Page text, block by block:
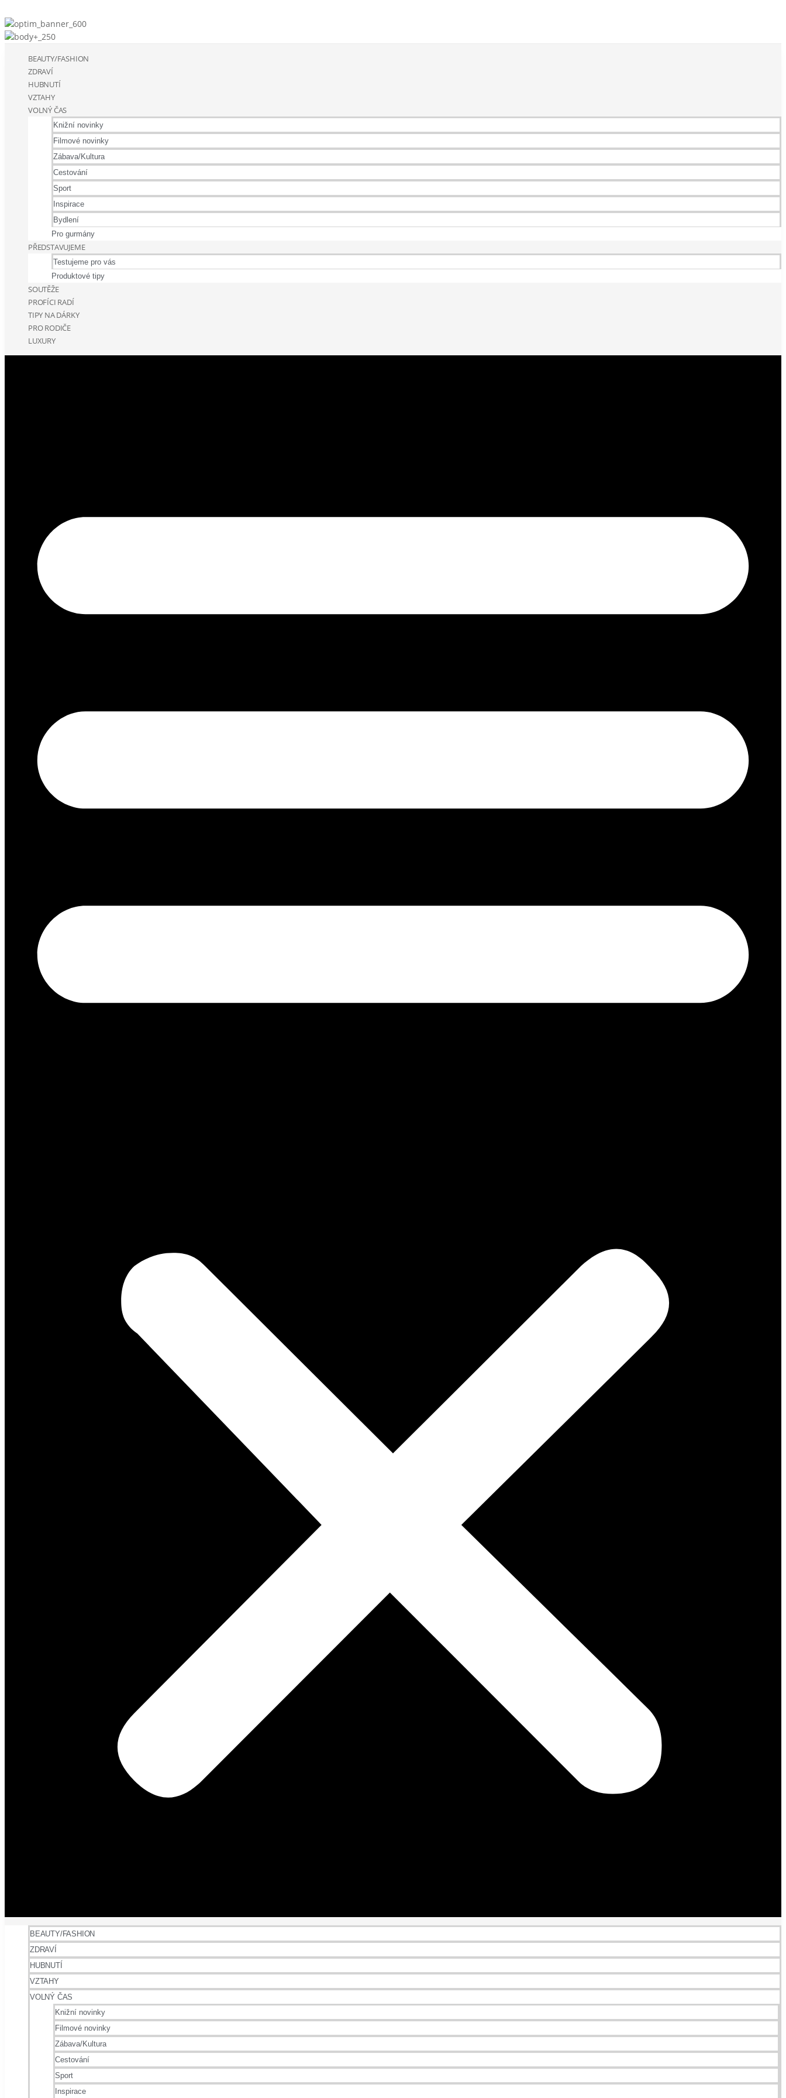
BEAUTY/FASHION
ZDRAVÍ
HUBNUTÍ
VZTAHY
VOLNÝ ČAS
Knižní novinky
Filmové novinky
Zábava/Kultura
Cestování
Sport
Inspirace
Bydlení
Pro gurmány
PŘEDSTAVUJEME
Testujeme pro vás
Produktové tipy
SOUTĚŽE
PROFÍCI RADÍ
TIPY NA DÁRKY
PRO RODIČE
LUXURY
BEAUTY/FASHION
ZDRAVÍ
HUBNUTÍ
VZTAHY
VOLNÝ ČAS
Knižní novinky
Filmové novinky
Zábava/Kultura
Cestování
Sport
Inspirace